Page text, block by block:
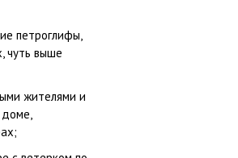
петроглифы,
чуть выше
жителями и
доме,